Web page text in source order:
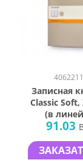
Записная
Classic Soft,
(в
91.03